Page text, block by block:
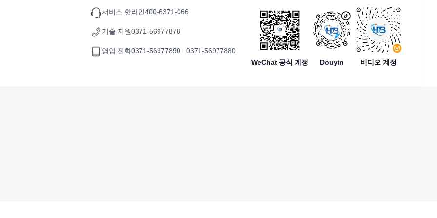
서비스 핫라인400-6371-066
기술 지원0371-56977878
영업 전화0371-56977890 0371-56977880
WeChat 공식 계정
Douyin 비디오 계정